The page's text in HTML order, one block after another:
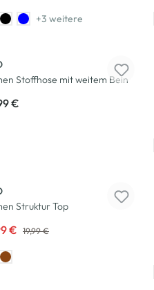
+3 weitere
Stoffhose mit weitem Bein
€
Struktur Top
€ 19,99 €